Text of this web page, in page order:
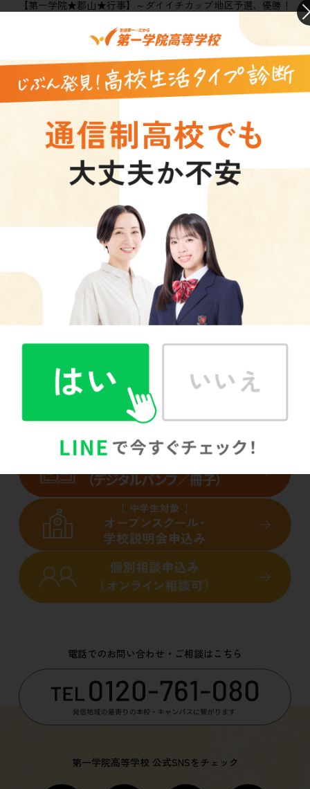
【第一学院★郡山★行事】～ダイイチカップ地区予選、優勝！
【第一学院★郡山★行事】～中学生対象の入試説明会～
電話でのお問い合わせ・ご相談はこちら
第一学院高等学校 公式SNSをチェック